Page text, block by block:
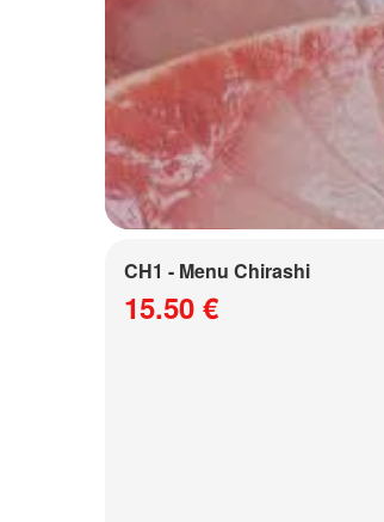
CH1 - Menu Chirashi
15.50 €